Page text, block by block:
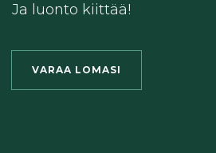
Ja luonto kiittää!
VARAA LOMASI